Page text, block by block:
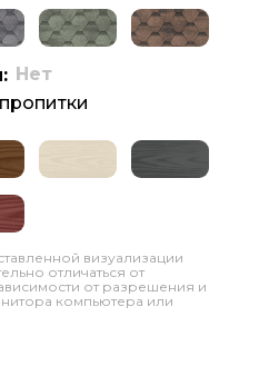
Нет
визуализации
отличаться от
от разрешения и
компьютера или